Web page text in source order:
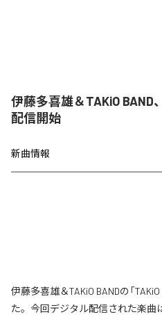
伊藤多喜雄＆TAKiO BAND
配信開始
新曲情報
伊藤多喜雄＆TAKiO BANDの「
た。今回デジタル配信された楽曲